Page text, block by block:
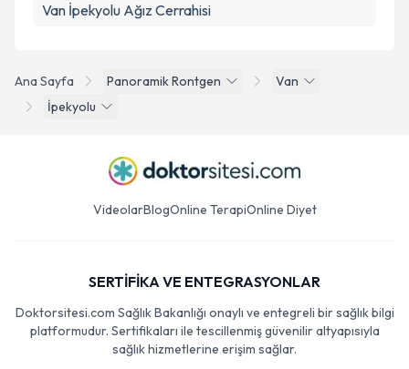
Ana Sayfa Panoramik Rontgen
Van
İpekyolu
Van İpekyolu Ağız Cerrahisi
VideolarBlogOnline TerapiOnline Diyet
SERTİFİKA VE ENTEGRASYONLAR
Doktorsitesi.com Sağlık Bakanlığı onaylı ve entegreli bir sağlık bilgi
platformudur. Sertifikaları ile tescillenmiş güvenilir altyapısıyla
sağlık hizmetlerine erişim sağlar.